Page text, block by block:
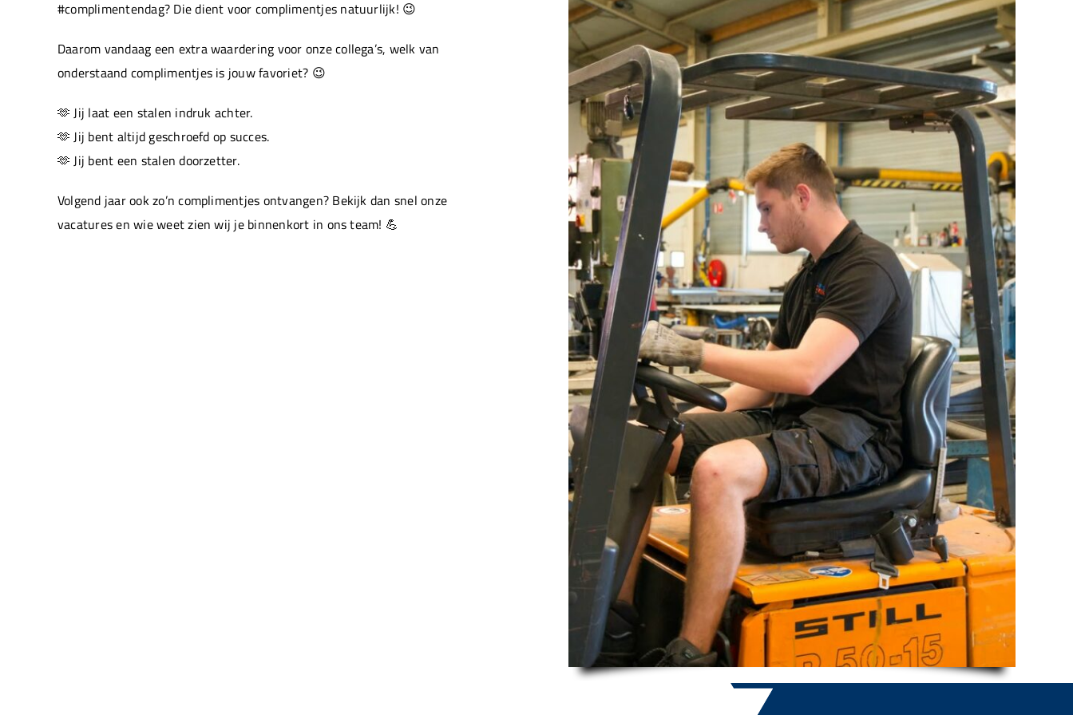
#complimentendag? Die dient voor complimentjes natuurlijk! 😉
Daarom vandaag een extra waardering voor onze collega’s, welk van
onderstaand complimentjes is jouw favoriet? 😉
🫶 Jij laat een stalen indruk achter.
🫶 Jij bent altijd geschroefd op succes.
🫶 Jij bent een stalen doorzetter.
Volgend jaar ook zo’n complimentjes ontvangen? Bekijk dan snel onze
vacatures en wie weet zien wij je binnenkort in ons team! 💪